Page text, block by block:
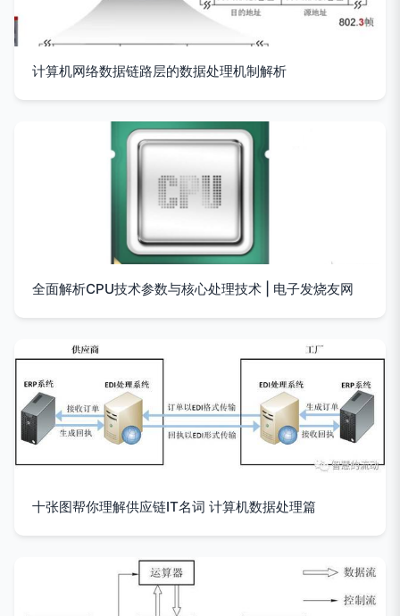
计算机网络数据链路层的数据处理机制解析
全面解析CPU技术参数与核心处理技术 | 电子发烧友网
十张图帮你理解供应链IT名词 计算机数据处理篇